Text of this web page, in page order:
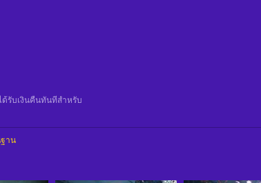
รับเงินคืนทันทีสําหรับ
าน